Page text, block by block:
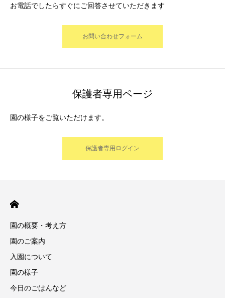
お電話でしたらすぐにご回答させていただきます
お問い合わせフォーム
保護者専用ページ
園の様子をご覧いただけます。
保護者専用ログイン
園の概要・考え方
園のご案内
入園について
園の様子
今日のごはんなど